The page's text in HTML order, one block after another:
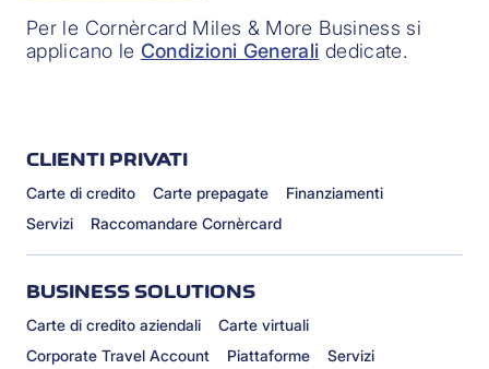
Per le Cornèrcard Miles & More Business si
applicano le Condizioni Generali dedicate.
CLIENTI PRIVATI
Carte di credito Carte prepagate
Finanziamenti
Servizi
Raccomandare Cornèrcard
BUSINESS SOLUTIONS
Carte di credito aziendali
Carte virtuali
Corporate Travel Account
Piattaforme Servizi